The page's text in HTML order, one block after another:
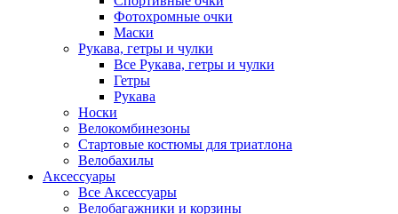
Фотохромные очки
Маски
Рукава, гетры и чулки
Все Рукава, гетры и чулки
Гетры
Рукава
Носки
Велокомбинезоны
Стартовые костюмы для триатлона
Велобахилы
Аксессуары
Все Аксессуары
Велобагажники и корзины